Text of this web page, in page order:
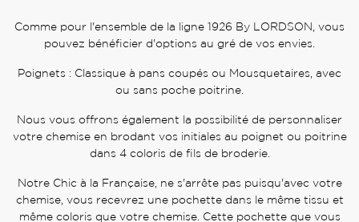
Comme pour l'ensemble de la ligne 1926 By LORDSON, vous
pouvez bénéficier d'options au gré de vos envies.
Poignets : Classique à pans coupés ou Mousquetaires, avec
ou sans poche poitrine.
Nous vous offrons également la possibilité de personnaliser
votre chemise en brodant vos initiales au poignet ou poitrine
dans 4 coloris de fils de broderie.
Notre Chic à la Française, ne s'arrête pas puisqu'avec votre
chemise, vous recevrez une pochette dans le même tissu et
même coloris que votre chemise. Cette pochette que vous